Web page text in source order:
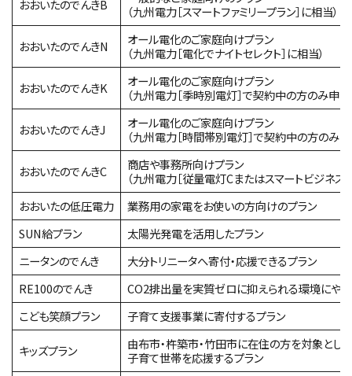
おおいたのでんきB
（九州電力［スマートファミリープラン］に相当）
おおいたのでんきN
オール電化のご家庭向けプラン
（九州電力［電化でナイトセレクト］に相当）
おおいたのでんきK
オール電化のご家庭向けプラン
（九州電力［季時別電灯］で契約中の方のみ申し
おおいたのでんきJ
オール電化のご家庭向けプラン
（九州電力［時間帯別電灯］で契約中の方のみ
おおいたのでんきC
商店や事務所向けプラン
（九州電力［従量電灯Cまたはスマートビジネス
おおいたの低圧電力
業務用の家電をお使いの方向けのプラン
SUN給プラン
太陽光発電を活用したプラン
ニータンのでんき
大分トリニータへ寄付・応援できるプラン
RE100のでんき
CO2排出量を実質ゼロに抑えられる環境にやさ
こども笑顔プラン
子育て支援事業に寄付するプラン
キッズプラン
由布市・杵築市・竹田市に在住の方を対象とした
子育て世帯を応援するプラン